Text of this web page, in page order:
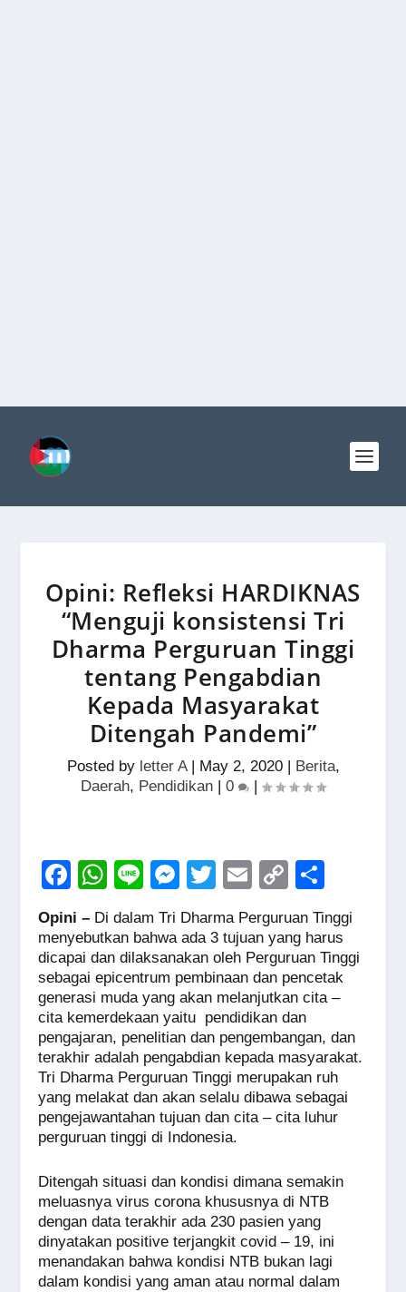
Opini: Refleksi HARDIKNAS
“Menguji konsistensi Tri
Dharma Perguruan Tinggi
tentang Pengabdian
Kepada Masyarakat
Ditengah Pandemi”
Posted by letter A| May 2, 2020| Berita,
Daerah, Pendidikan | 0 |
F
a
c
e
b
o
o
k
W
h
at
s
A
p
p
Li
n
e
M
e
ss
e
n
g
er
T
wi
tt
er
E
ail
C
p
y
Li
n
k
ar
e
Opini – Di dalam Tri Dharma Perguruan Tinggi
menyebutkan bahwa ada 3 tujuan yang harus
dicapai dan dilaksanakan oleh Perguruan Tinggi
sebagai epicentrum pembinaan dan pencetak
generasi muda yang akan melanjutkan cita –
cita kemerdekaan yaitu pendidikan dan
pengajaran, penelitian dan pengembangan, dan
terakhir adalah pengabdian kepada masyarakat.
Tri Dharma Perguruan Tinggi merupakan ruh
yang melakat dan akan selalu dibawa sebagai
pengejawantahan tujuan dan cita – cita luhur
perguruan tinggi di Indonesia.
Ditengah situasi dan kondisi dimana semakin
meluasnya virus corona khususnya di NTB
dengan data terakhir ada 230 pasien yang
dinyatakan positive terjangkit covid – 19, ini
menandakan bahwa kondisi NTB bukan lagi
dalam kondisi yang aman atau normal dalam